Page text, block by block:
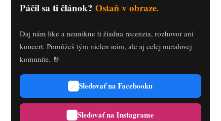
Páčil sa ti článok? Ostaň v obraze.
Daj nám like a neunikne ti žiadna recenzia, rozhovor ani
koncert. Pomôžeš tým nielen nám, ale aj celej metalovej
komunite. 🤘
Sledovať na Facebooku
Sledovať na Instagrame